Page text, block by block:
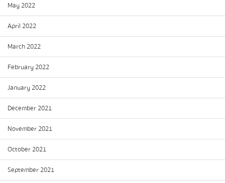
May 2022
April 2022
March 2022
February 2022
January 2022
December 2021
November 2021
October 2021
September 2021